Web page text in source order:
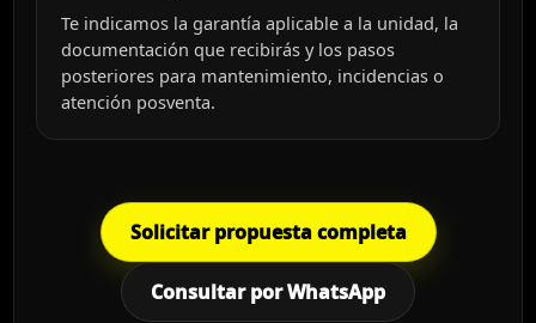
Te indicamos la garantía aplicable a la unidad, la
documentación que recibirás y los pasos
posteriores para mantenimiento, incidencias o
atención posventa.
Solicitar propuesta completa
Consultar por WhatsApp